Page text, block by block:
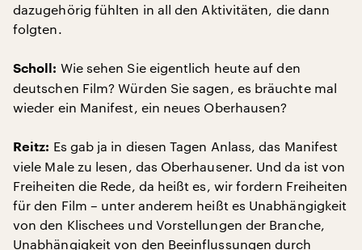
dazugehörig fühlten in all den Aktivitäten, die dann
folgten.
Scholl: Wie sehen Sie eigentlich heute auf den
deutschen Film? Würden Sie sagen, es bräuchte mal
wieder ein Manifest, ein neues Oberhausen?
Reitz: Es gab ja in diesen Tagen Anlass, das Manifest
viele Male zu lesen, das Oberhausener. Und da ist von
Freiheiten die Rede, da heißt es, wir fordern Freiheiten
für den Film – unter anderem heißt es Unabhängigkeit
von den Klischees und Vorstellungen der Branche,
Unabhängigkeit von den Beeinflussungen durch